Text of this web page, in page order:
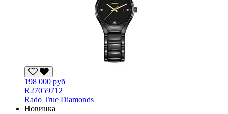
198 000 руб
R27059712
Rado True Diamonds
Новинка